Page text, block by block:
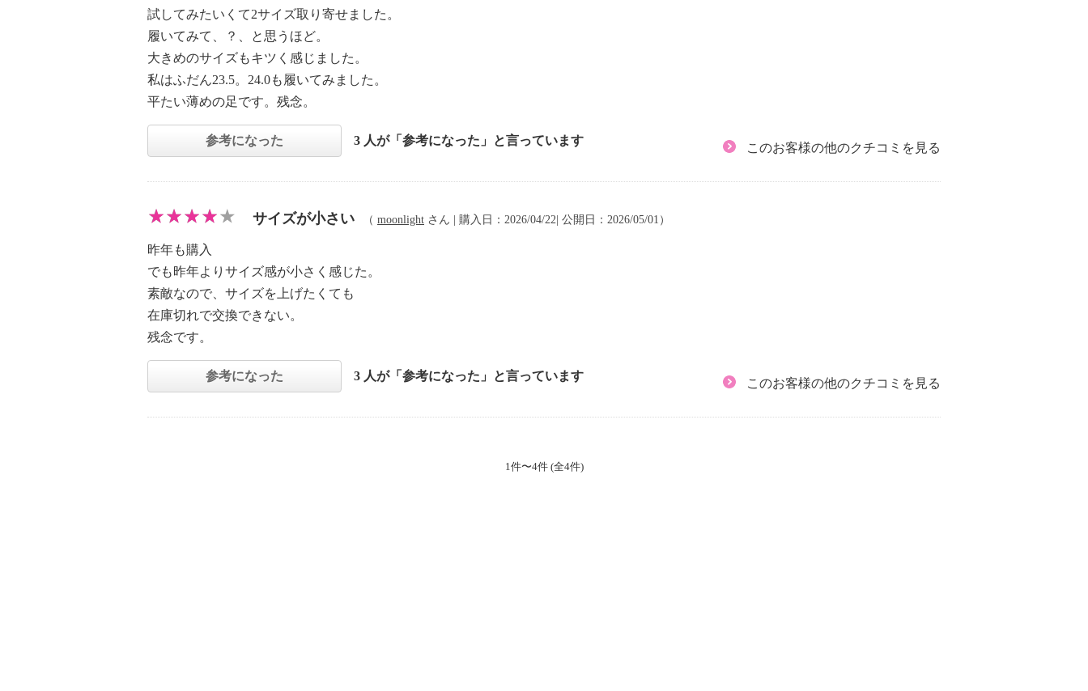
試してみたいくて2サイズ取り寄せました。
履いてみて、？、と思うほど。
大きめのサイズもキツく感じました。
私はふだん23.5。24.0も履いてみました。
平たい薄めの足です。残念。
参考になった 3 人が「参考になった」と言っています
このお客様の他のクチコミを見る
サイズが小さい （ moonlight さん | 購入日：2026/04/22| 公開日：2026/05/01）
昨年も購入
でも昨年よりサイズ感が小さく感じた。
素敵なので、サイズを上げたくても
在庫切れで交換できない。
残念です。
参考になった 3 人が「参考になった」と言っています
このお客様の他のクチコミを見る
1件〜4件 (全4件)